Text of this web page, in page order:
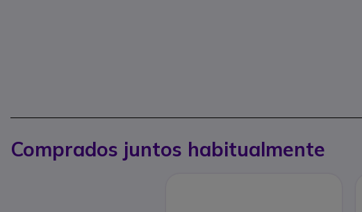
Comprados juntos habitualmente